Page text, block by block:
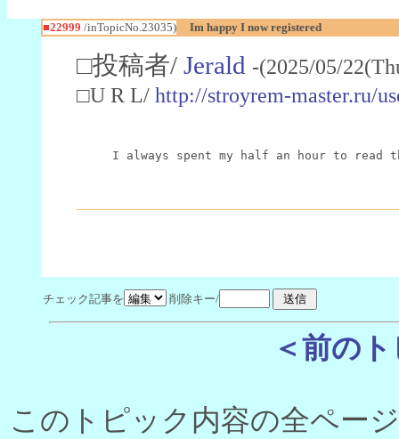
■22999 /inTopicNo.23035) Im happy I now registered
□投稿者/ Jerald -(2025/05/
□U R L/ http://stroyrem-master.ru/
I always spent my half an hour to
チェック記事を 削除キー/
＜前の
このトピック内容の全ペー